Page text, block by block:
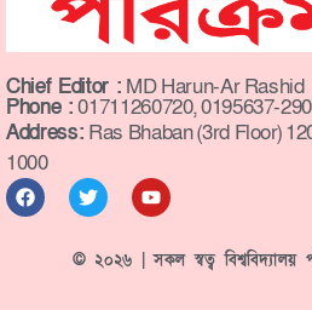
Chief Editor : MD Harun-Ar Rashid
Phone :01711260720, 0195637-
Address: Ras Bhaban (3rd Floor)
1000
© ২০২৬ | সকল স্বত্ব বিশ্ববিদ্যালয়